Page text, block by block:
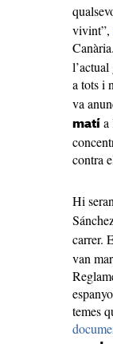
vivint”,
a tots i
va
matí a
contra
Hi
carrer.
van
temes